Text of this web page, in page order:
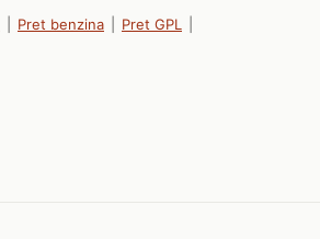
Pret benzina Pret GPL